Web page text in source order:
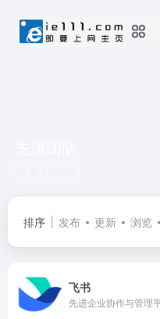
排序 发布 更新 浏览
飞书
先进企业协作与管理